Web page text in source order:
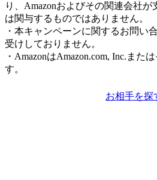
り、Amazonおよびその関連会社
は関与するものではありません。
・本キャンペーンに関するお問い
受けしておりません。
・AmazonはAmazon.com, Inc.また
す。
お相手を探